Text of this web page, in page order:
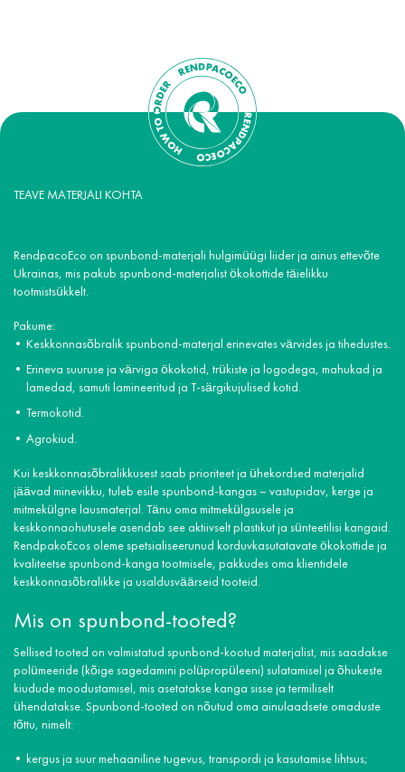
TEAVE MATERJALI KOHTA
RendpacoEco on spunbond-materjali hulgimüügi liider ja ainus ettevõte
Ukrainas, mis pakub spunbond-materjalist ökokottide täielikku
tootmistsükkelt.
Pakume:
Keskkonnasõbralik spunbond-materjal erinevates värvides ja tihedustes.
Erineva suuruse ja värviga ökokotid, trükiste ja logodega, mahukad ja
lamedad, samuti lamineeritud ja T-särgikujulised kotid.
Termokotid.
Agrokiud.
Kui keskkonnasõbralikkusest saab prioriteet ja ühekordsed materjalid
jäävad minevikku, tuleb esile spunbond-kangas – vastupidav, kerge ja
mitmekülgne lausmaterjal. Tänu oma mitmekülgsusele ja
keskkonnaohutusele asendab see aktiivselt plastikut ja sünteetilisi kangaid.
RendpakoEcos oleme spetsialiseerunud korduvkasutatavate ökokottide ja
kvaliteetse spunbond-kanga tootmisele, pakkudes oma klientidele
keskkonnasõbralikke ja usaldusväärseid tooteid.
Mis on spunbond-tooted?
Sellised tooted on valmistatud spunbond-kootud materjalist, mis saadakse
polümeeride (kõige sagedamini polüpropüleeni) sulatamisel ja õhukeste
kiudude moodustamisel, mis asetatakse kanga sisse ja termiliselt
ühendatakse. Spunbond-tooted on nõutud oma ainulaadsete omaduste
tõttu, nimelt:
kergus ja suur mehaaniline tugevus, transpordi ja kasutamise lihtsus;